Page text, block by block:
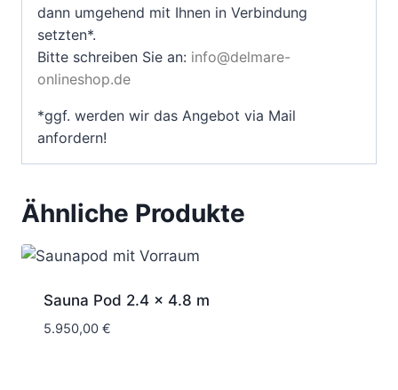
dann umgehend mit Ihnen in Verbindung
setzten*.
Bitte schreiben Sie an: info@delmare-
onlineshop.de
*ggf. werden wir das Angebot via Mail
anfordern!
Ähnliche Produkte
Sauna Pod 2.4 x 4.8 m
5.950,00 €